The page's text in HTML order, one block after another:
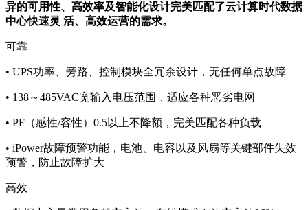
异的可用性、高效率及智能化设计完美匹配了云计算时代数据
中心快速灵 活、高效运营的需求。
可靠
• UPS功率、旁路、控制模块全冗余设计，无任何单点故障
• 138～485VAC宽输入电压范围，适应各种恶劣电网
• PF（感性/容性）0.5以上不降额，完美匹配各种负载
• iPower故障预警功能，电池、电容以及风扇等关键部件失效
预警，防止故障扩大
高效